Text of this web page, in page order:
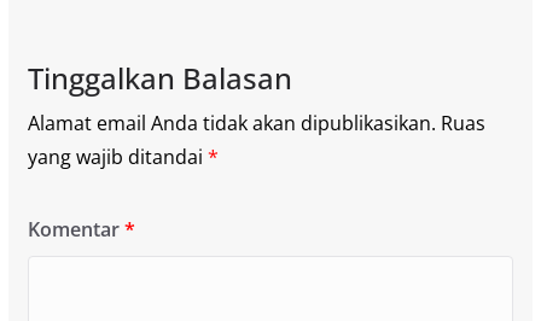
Tinggalkan Balasan
Alamat email Anda tidak akan dipublikasikan. Ruas
yang wajib ditandai *
Komentar*